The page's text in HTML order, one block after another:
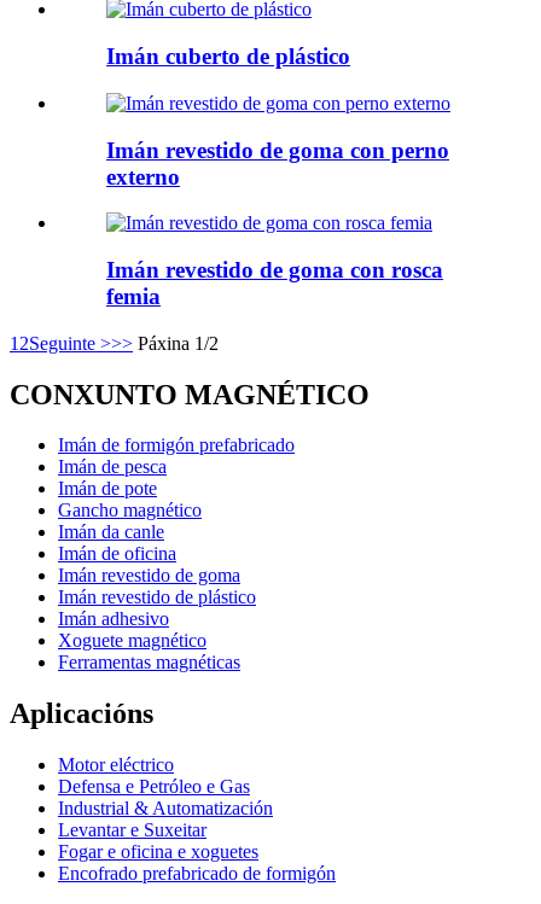
Imán cuberto de plástico
Imán revestido de goma con perno
externo
Imán revestido de goma con rosca
femia
1 2Seguinte >>> Páxina 1/2
CONXUNTO MAGNÉTICO
Imán de formigón prefabricado
Imán de pesca
Imán de pote
Gancho magnético
Imán da canle
Imán de oficina
Imán revestido de goma
Imán revestido de plástico
Imán adhesivo
Xoguete magnético
Ferramentas magnéticas
Aplicacións
Motor eléctrico
Defensa e Petróleo e Gas
Industrial & Automatización
Levantar e Suxeitar
Fogar e oficina e xoguetes
Encofrado prefabricado de formigón